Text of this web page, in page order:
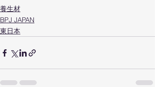
養生材
BPJ JAPAN
東日本